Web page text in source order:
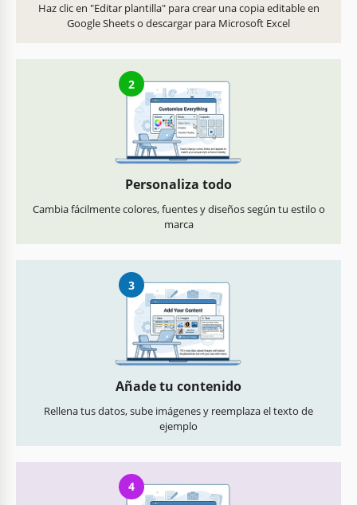
Haz clic en "Editar plantilla" para crear una copia editable en
Google Sheets o descargar para Microsoft Excel
2
Personaliza todo
Cambia fácilmente colores, fuentes y diseños según tu estilo o
marca
3
Añade tu contenido
Rellena tus datos, sube imágenes y reemplaza el texto de
ejemplo
4